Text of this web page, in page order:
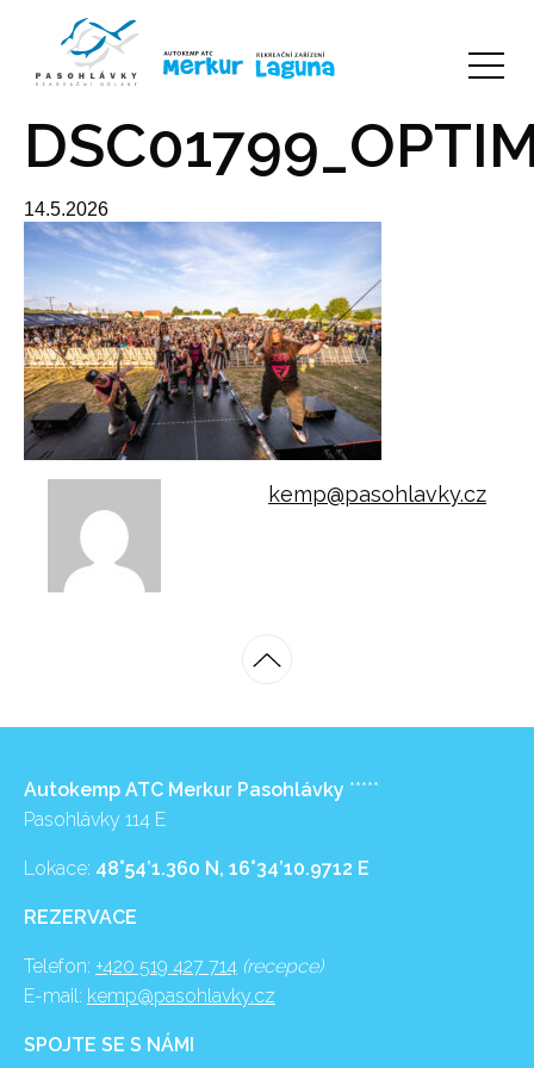
14.5.2026
kemp@pasohlavky.cz
Autokemp ATC Merkur Pasohlávky *****
Pasohlávky 114 E
Lokace: 48°54’1.360 N, 16°34’10.9712 E
REZERVACE
Telefon: +420 519 427 714 (recepce)
E-mail: kemp@pasohlavky.cz
SPOJTE SE S NÁMI